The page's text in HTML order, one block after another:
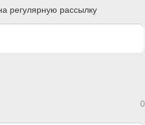
регулярную рассылку
0